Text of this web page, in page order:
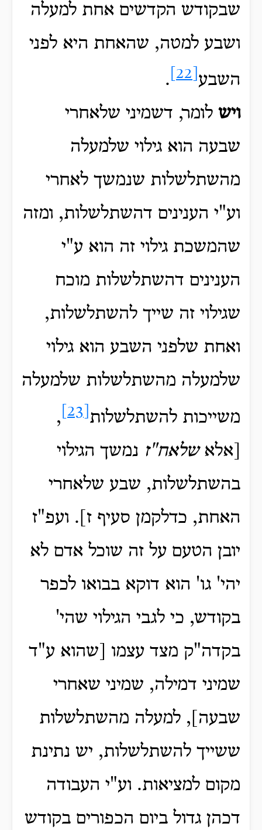
שבקודש הקדשים אחת למעלה
ושבע למטה, שהאחת היא לפני
השבע
.
ויש לומר, דשמיני שלאחרי
שבעה הוא גילוי שלמעלה
מהשתלשלות שנמשך לאחרי
וע"י הענינים דהשתלשלות, ומזה
שהמשכת גילוי זה הוא ע"י
הענינים דהשתלשלות מוכח
שגילוי זה שייך להשתלשלות,
ואחת שלפני השבע הוא גילוי
שלמעלה מהשתלשלות שלמעלה
משייכות להשתלשלות
,
[אלאשלאח"ז נמשך הגילוי
בהשתלשלות, שבע שלאחרי
האחת, כדלקמן סעיף ז]. ועפ"ז
יובן הטעם על זה שוכל אדם לא
יהי' גו' הוא דוקא בבואו לכפר
בקודש, כי לגבי הגילוי שהי'
בקדה"ק מצד עצמו [שהוא ע"ד
שמיני דמילה, שמיני שאחרי
שבעה], למעלה מהשתלשלות
ששייך להשתלשלות, יש נתינת
מקום למציאות. וע"י העבודה
דכהן גדול ביום הכפורים בקודש